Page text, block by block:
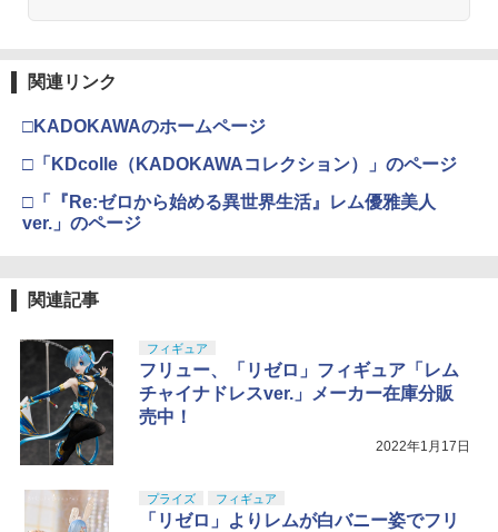
関連リンク
□KADOKAWAのホームページ
□「KDcolle（KADOKAWAコレクション）」のページ
□「『Re:ゼロから始める異世界生活』レム優雅美人
ver.」のページ
関連記事
フィギュア
フリュー、「リゼロ」フィギュア「レム
チャイナドレスver.」メーカー在庫分販
売中！
2022年1月17日
プライズ フィギュア
「リゼロ」よりレムが白バニー姿でフリ